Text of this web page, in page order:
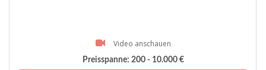
Video anschauen
Preisspanne: 200 - 10.000 €